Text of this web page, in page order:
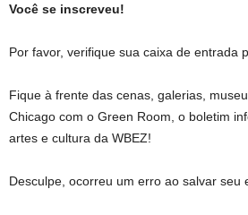
Você se inscreveu!
Por favor, verifique sua caixa de entrada
Fique à frente das cenas, galerias,
Chicago com o Green Room, o boletim
artes e cultura da WBEZ!
Desculpe, ocorreu um erro ao salvar seu